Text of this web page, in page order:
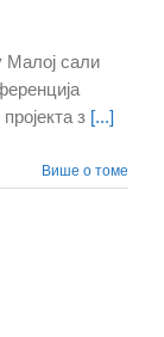
Малој сали
з [...]
Више о томе